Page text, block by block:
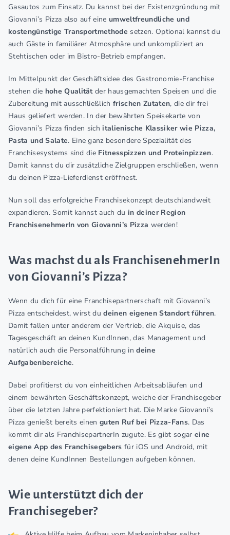
Gasautos zum Einsatz. Du kannst bei der Existenzgründung mit
Giovanni’s Pizza also auf eine umweltfreundliche und
kostengünstige Transportmethode setzen. Optional kannst du
auch Gäste in familiärer Atmosphäre und unkompliziert an
Stehtischen oder im Bistro-Betrieb empfangen.
Im Mittelpunkt der Geschäftsidee des Gastronomie-Franchise
stehen die hohe Qualitätder hausgemachten Speisen und die
Zubereitung mit ausschließlichfrischen Zutaten, die dir frei
Haus geliefert werden. In der bewährten Speisekarte von
Giovanni’s Pizza finden sichitalienische Klassiker wie Pizza,
Pasta und Salate. Eine ganz besondere Spezialität des
Franchisesystems sind die Fitnesspizzen und Proteinpizzen.
Damit kannst du dir zusätzliche Zielgruppen erschließen, wenn
du deinen Pizza-Lieferdienst eröffnest.
Nun soll das erfolgreiche Franchisekonzept deutschlandweit
expandieren. Somit kannst auch duin deiner Region
FranchisenehmerIn von Giovanni’s Pizza werden!
Was machst du als FranchisenehmerIn
von Giovanni’s Pizza?
Wenn du dich für eine Franchisepartnerschaft mit Giovanni’s
Pizza entscheidest, wirst dudeinen eigenen Standortführen.
Damit fallen unter anderem der Vertrieb, die Akquise, das
Tagesgeschäft an deinen KundInnen, das Management und
natürlich auch die Personalführung indeine
Aufgabenbereiche.
Dabei profitierst du von einheitlichen Arbeitsabläufen und
einem bewährten Geschäftskonzept, welche der Franchisegeber
über die letzten Jahre perfektioniert hat. Die Marke Giovanni’s
Pizza genießt bereits einenguten Ruf bei Pizza-Fans. Das
kommt dir als FranchisepartnerIn zugute. Es gibt sogar eine
eigene App des Franchisegebers für iOS und Android, mit
denen deine KundInnen Bestellungen aufgeben können.
Wie unterstützt dich der
Franchisegeber?